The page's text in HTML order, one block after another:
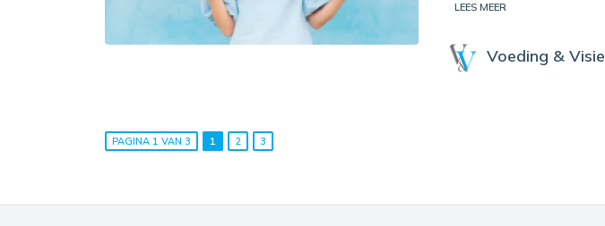
LEES MEER
Voeding & Visie
PAGINA 1 VAN 3 1 2 3